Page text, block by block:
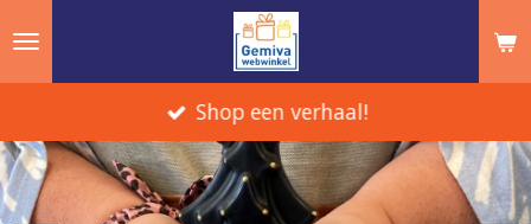
Ga
de
hoofdinhoud
Shop een verhaal!